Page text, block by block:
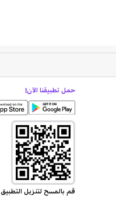
حمل تطبيقنا الآن!
قم بالمسح لتنزيل التطبيق